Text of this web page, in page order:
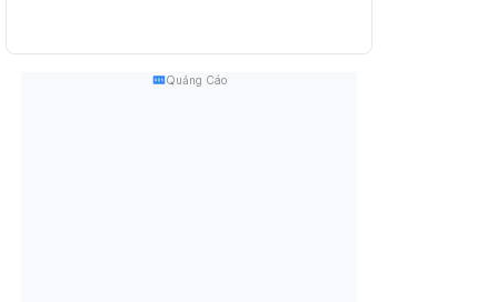
Quảng Cáo